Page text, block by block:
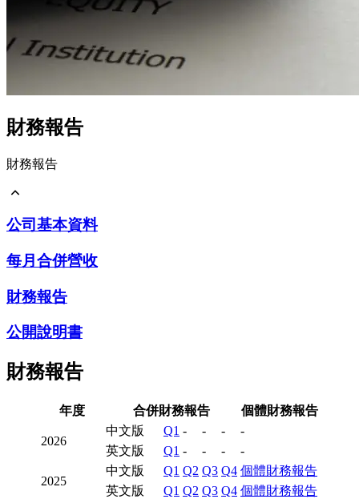
財務報告
財務報告
每月合併營收
公開說明書
公司基本資料
每月合併營收
財務報告
公開說明書
財務報告
年度 合併財務報告 個體財務報告
2026
中文版 Q1 - - -
-
英文版
Q1 - - - -
2025
中文版 Q1 Q2 Q3 Q4 個體財務報告
英文版
Q1 Q2 Q3 Q4 個體財務報告